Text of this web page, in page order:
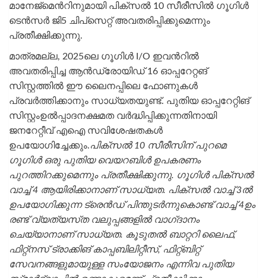
മാനേജ്‌മെന്‍റിനുമായി പിക്‌സൽ 10 സീരീസിൽ ഗൂഗിൾ
ടെൻസർ ജി5 ചിപ്‌സെറ്റ് അവതരിപ്പിക്കുമെന്നും
പ്രതീക്ഷിക്കുന്നു.
മാത്രമല്ല, 2025ലെ ഗൂഗിൾ I/O ഇവന്‍റിൽ
അവതരിപ്പിച്ച ആൻഡ്രോയിഡ് 16 ഓപ്പറേറ്റങ്
സിസ്റ്റത്തിൽ ഈ ലൈനപ്പിലെ ഫോണുകൾ
പ്രവർത്തിക്കാനും സാധ്യതയുണ്ട്. പുതിയ ഓപ്പറേറ്റിങ്
സിസ്റ്റംഉൽപ്പാദനക്ഷമത വർദ്ധിപ്പിക്കുന്നതിനായി
ജനറേറ്റീവ് എഐ സവിശേഷതകൾ
ഉപയോഗിച്ചേക്കും.പിക്‌സൽ 10 സീരീസിന് പുറമെ
ഗൂഗിൾ ഒരു പുതിയ വെയറബിൾ ഉപകരണം
പുറത്തിറക്കുമെന്നും പ്രതീക്ഷിക്കുന്നു. ഗൂഗിൾ പിക്‌സൽ
വാച്ച് 4 ആയിരിക്കാനാണ് സാധ്യത. പിക്‌സൽ വാച്ച് 3ൽ
ഉപയോഗിക്കുന്ന ട്രെൻഡ് പിന്തുടർന്നുകൊണ്ട് വാച്ച് 4ഉം
രണ്ട് വ്യത്യസ്‌ത വലുപ്പങ്ങളിൽ വാഗ്‌ദാനം
ചെയ്യാനാണ് സാധ്യത. കൂടുതൽ ബാറ്ററി ലൈഫ്,
ഫിറ്റ്നസ് ട്രാക്കിങ് കാപ്പബിലിറ്റീസ്, ഫിറ്റ്ബിറ്റ്
സേവനങ്ങളുമായുള്ള സംയോജനം എന്നിവ പുതിയ